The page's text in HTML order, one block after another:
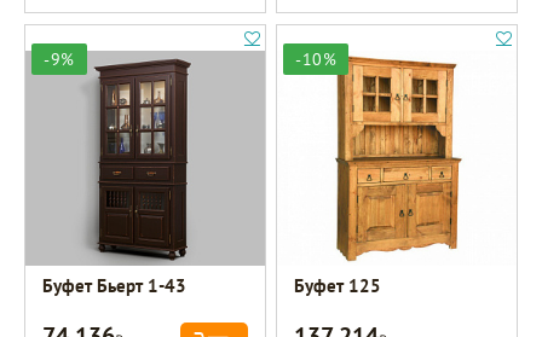
-9%
Буфет Бьерт 1-43
-10%
Буфет 125